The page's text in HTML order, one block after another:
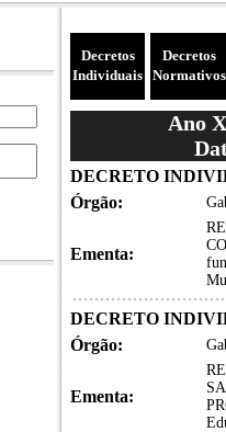
Decretos
Individuais
Decretos
Normativos
Ano
DECRETO
Órgão:
Ementa:
DECRETO
Órgão:
Ementa: